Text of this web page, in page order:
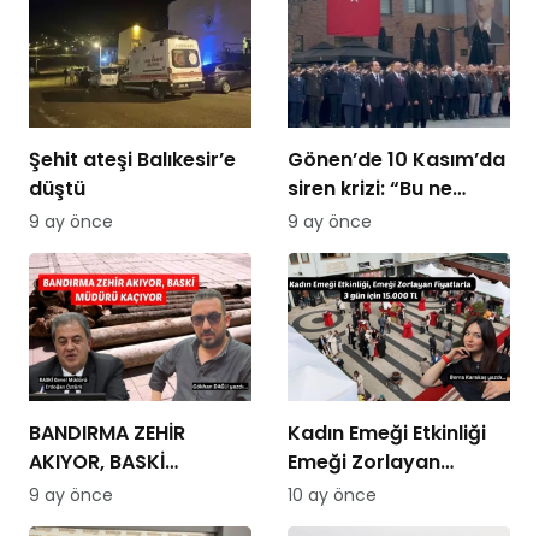
Şehit ateşi Balıkesir’e
düştü
9 ay önce
Gönen’de 10 Kasım’da
siren krizi: “Bu ne
saygısızlık” tepkileri
yükseldi
9 ay önce
BANDIRMA ZEHİR
AKIYOR, BASKİ
MÜDÜRÜ KAÇIYOR
9 ay önce
Kadın Emeği Etkinliği
Emeği Zorlayan
Fiyatlarla: 3 Gün İçin
15.000 TL
10 ay önce